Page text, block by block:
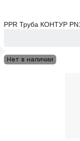
PPR Труба КОНТУР
Нет в наличии